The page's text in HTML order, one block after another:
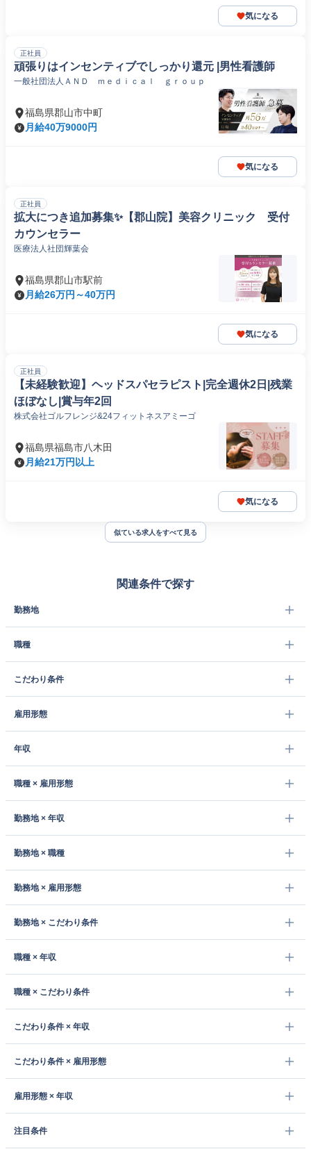
気になる
正社員
頑張りはインセンティブでしっかり還元 |男性看護師
一般社団法人ＡＮＤ ｍｅｄｉｃａｌ ｇｒｏｕｐ
福島県郡山市中町
月給40万9000円
気になる
正社員
拡大につき追加募集✨【郡山院】美容クリニック 受付
カウンセラー
医療法人社団輝葉会
福島県郡山市駅前
月給26万円～40万円
気になる
正社員
【未経験歓迎】ヘッドスパセラピスト|完全週休2日|残業
ほぼなし|賞与年2回
株式会社ゴルフレンジ&24フィットネスアミーゴ
福島県福島市八木田
月給21万円以上
気になる
似ている求人をすべて見る
関連条件で探す
勤務地
職種
こだわり条件
雇用形態
年収
職種 × 雇用形態
勤務地 × 年収
勤務地 × 職種
勤務地 × 雇用形態
勤務地 × こだわり条件
職種 × 年収
職種 × こだわり条件
こだわり条件 × 年収
こだわり条件 × 雇用形態
雇用形態 × 年収
注目条件